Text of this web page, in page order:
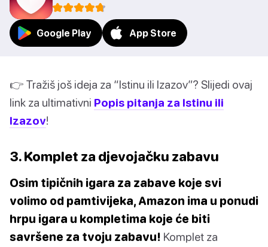
Google Play App Store
👉 Tražiš još ideja za “Istinu ili Izazov”? Slijedi ovaj
link za ultimativni Popis pitanja za Istinu ili
Izazov!
3. Komplet za djevojačku zabavu
Osim tipičnih igara za zabave koje svi
volimo od pamtivijeka, Amazon ima u ponudi
hrpu igara u kompletima koje će biti
savršene za tvoju zabavu! Komplet za